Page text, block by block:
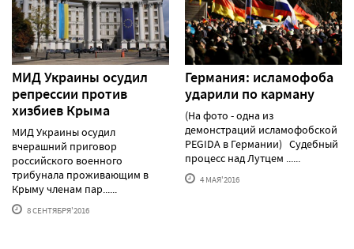
МИД Украины осудил
репрессии против
хизбиев Крыма
МИД Украины осудил
вчерашний приговор
российского военного
трибунала проживающим в
Крыму членам пар......
8 СЕНТЯБРЯ'2016
Германия: исламофоба
ударили по карману
(На фото - одна из
демонстраций исламофобской
PEGIDA в Германии) Судебный
процесс над Лутцем ......
4 МАЯ'2016